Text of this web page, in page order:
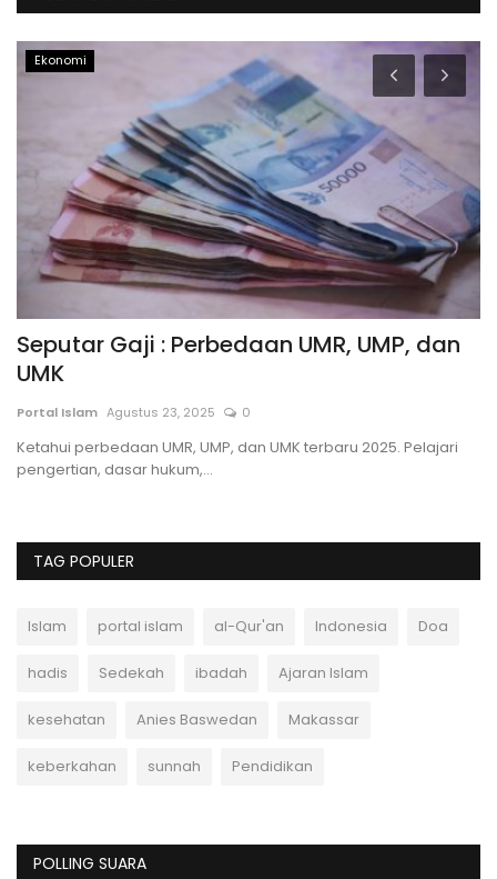
Ekonomi
Seputar Gaji : Perbedaan UMR, UMP, dan
UMK
Portal Islam Agustus 23, 2025 0
Ketahui perbedaan UMR, UMP, dan UMK terbaru 2025. Pelajari
pengertian, dasar hukum,...
TAG POPULER
Islam portal islam al-Qur'an Indonesia Doa
hadis Sedekah ibadah Ajaran Islam
kesehatan Anies Baswedan Makassar
keberkahan sunnah Pendidikan
POLLING SUARA